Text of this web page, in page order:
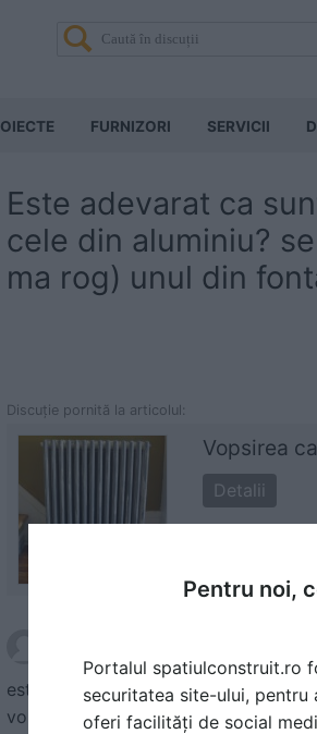
FURNIZORI SERVICII
Este adevarat ca
cele din aluminiu?
ma rog) unul din
Discuţie pornită la articolul:
Vopsirea
Detalii
este adevarat ca sunt mai bune
vopsesti, ma rog) unul din fonta sau
Pentru noi,
Portalul spatiulconstruit.ro
securitatea site-ului,
oferi facilități de social